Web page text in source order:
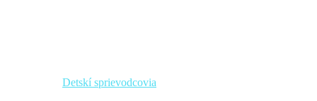
Detskí sprievodcovia